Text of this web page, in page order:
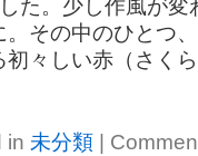
た。少し作風が変
。その中のひとつ
々しい赤（さく
in 未分類